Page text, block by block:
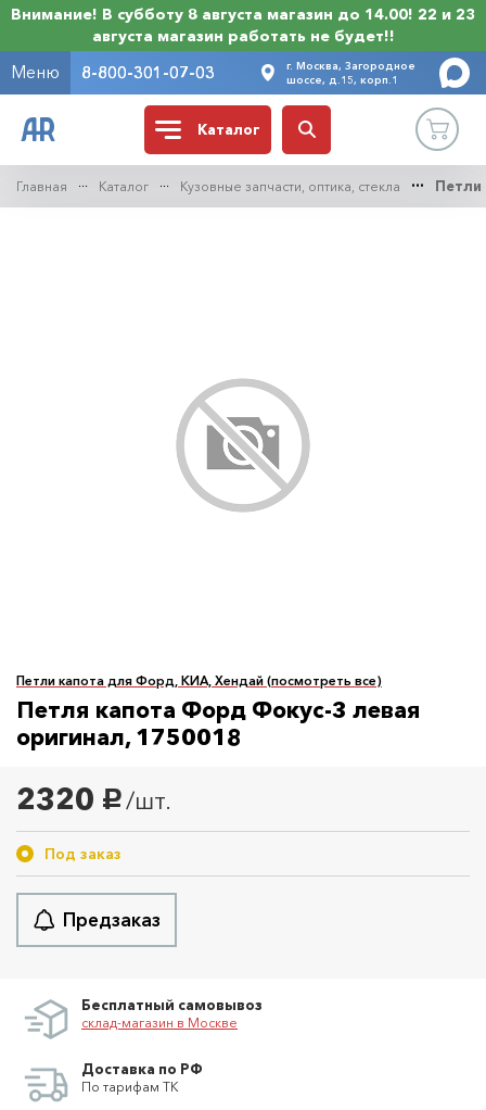
Внимание! В субботу 8 августа магазин до 14.00! 22 и 23
августа магазин работать не будет!!
Меню 8-800-301-07-03
г. Москва, Загородное
шоссе, д.15, корп.1
Каталог
Главная Каталог Кузовные запчасти, оптика, стекла Петли
Петли капота для Форд, КИА, Хендай (посмотреть все)
Петля капота Форд Фокус-3 левая
оригинал, 1750018
2320 руб. /шт.
Под заказ
Предзаказ
Бесплатный самовывоз
склад-магазин в Москве
Доставка по РФ
По тарифам ТК